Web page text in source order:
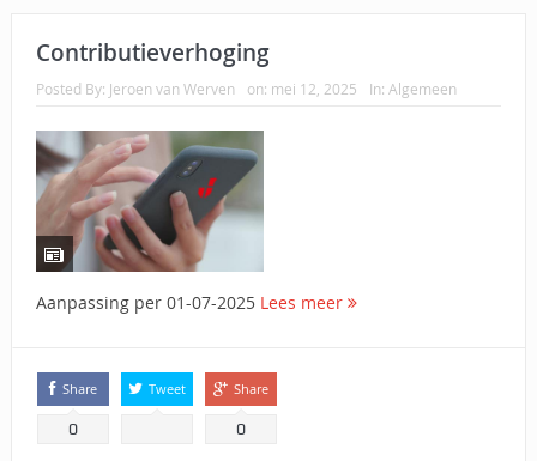
Contributieverhoging
Posted By: Jeroen van Werven on: mei 12, 2025 In: Algemeen
Aanpassing per 01-07-2025 Lees meer
Share
0
Tweet Share
0